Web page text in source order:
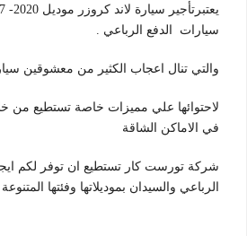
سيارات الدفع الرباعي .
والتي تنال اعجاب الكثير من معشوقين
لاحتوائها علي مميزات خاصة تستطيع من
في الاماكن الشاقة
شركة تورست كار تستطيع ان توفر لكم
الرباعي والسيدان بموديلاتها وفئتها